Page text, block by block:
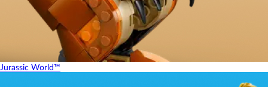
Jurassic World™